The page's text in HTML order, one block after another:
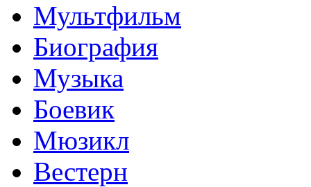
Мультфильм
Биография
Музыка
Боевик
Мюзикл
Вестерн